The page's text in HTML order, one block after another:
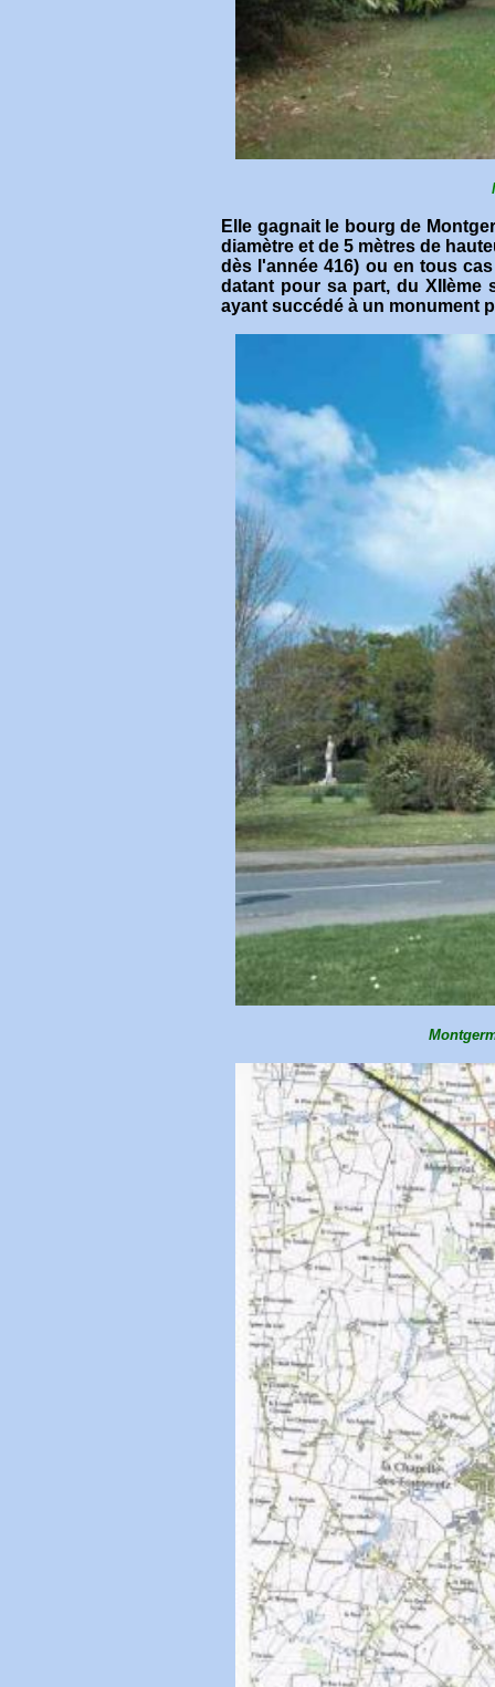
Elle gagnait le bourg de
diamètre et de 5 mètres de
dès l'année 416) ou en tous
datant pour sa part, du XIIème
ayant succédé à un monument